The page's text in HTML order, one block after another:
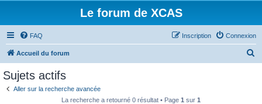
Le forum de XCAS
FAQ Connexion
Inscription
Accueil du forum
Sujets actifs
Aller sur la recherche avancée
La recherche a retourné 0 résultat • Page 1 sur 1